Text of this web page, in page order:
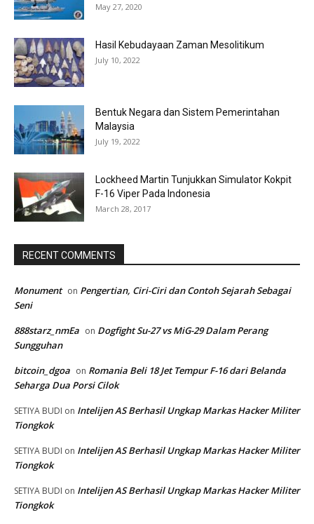
May 27, 2020
Hasil Kebudayaan Zaman Mesolitikum
July 10, 2022
Bentuk Negara dan Sistem Pemerintahan
Malaysia
July 19, 2022
Lockheed Martin Tunjukkan Simulator Kokpit
F-16 Viper Pada Indonesia
March 28, 2017
RECENT COMMENTS
Monument on Pengertian, Ciri-Ciri dan Contoh Sejarah Sebagai
Seni
888starz_nmEa on Dogfight Su-27 vs MiG-29 Dalam Perang
Sungguhan
bitcoin_dgoa on Romania Beli 18 Jet Tempur F-16 dari Belanda
Seharga Dua Porsi Cilok
SETIYA BUDI on Intelijen AS Berhasil Ungkap Markas Hacker Militer
Tiongkok
SETIYA BUDI on Intelijen AS Berhasil Ungkap Markas Hacker Militer
Tiongkok
SETIYA BUDI on Intelijen AS Berhasil Ungkap Markas Hacker Militer
Tiongkok